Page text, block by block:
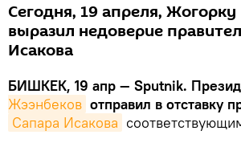
Сегодня, 19 апреля,
выразил недоверие
Исакова
БИШКЕК, 19 апр — Sputnik.
Жээнбеков отправил в отставку
Сапара Исакова